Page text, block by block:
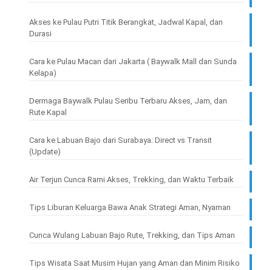
Akses ke Pulau Putri Titik Berangkat, Jadwal Kapal, dan
Durasi
Cara ke Pulau Macan dari Jakarta ( Baywalk Mall dan Sunda
Kelapa)
Dermaga Baywalk Pulau Seribu Terbaru Akses, Jam, dan
Rute Kapal
Cara ke Labuan Bajo dari Surabaya: Direct vs Transit
(Update)
Air Terjun Cunca Rami Akses, Trekking, dan Waktu Terbaik
Tips Liburan Keluarga Bawa Anak Strategi Aman, Nyaman
Cunca Wulang Labuan Bajo Rute, Trekking, dan Tips Aman
Tips Wisata Saat Musim Hujan yang Aman dan Minim Risiko